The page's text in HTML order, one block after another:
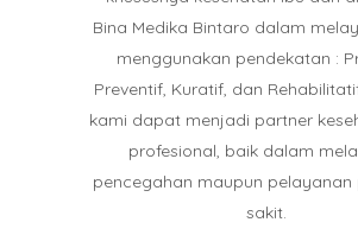
Bina Medika Bintaro dalam
menggunakan pendekatan :
Preventif, Kuratif, dan
kami dapat menjadi partner
profesional, baik dalam
pencegahan maupun
sakit.